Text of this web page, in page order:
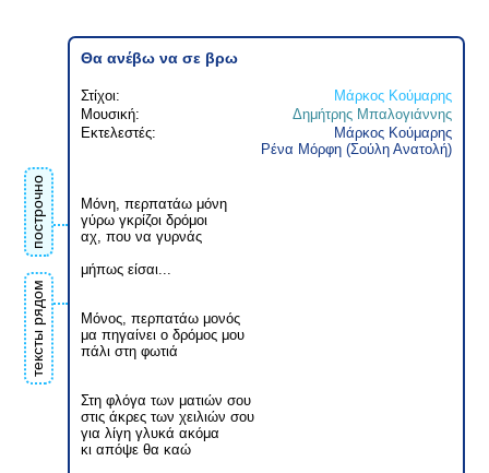
построчно
тексты рядом
Θα ανέβω να σε βρω
Στίχοι:
Μάρκος Κούμαρης
Μουσική:
Δημήτρης Μπαλογιάννης
Εκτελεστές:
Μάρκος Κούμαρης
Ρένα Μόρφη (Σούλη Ανατολή)
Μόνη, περπατάω μόνη
γύρω γκρίζοι δρόμοι
αχ, που να γυρνάς
μήπως είσαι...
Μόνος, περπατάω μονός
μα πηγαίνει ο δρόμος μου
πάλι στη φωτιά
Στη φλόγα των ματιών σου
στις άκρες των χειλιών σου
για λίγη γλυκά ακόμα
κι απόψε θα καώ